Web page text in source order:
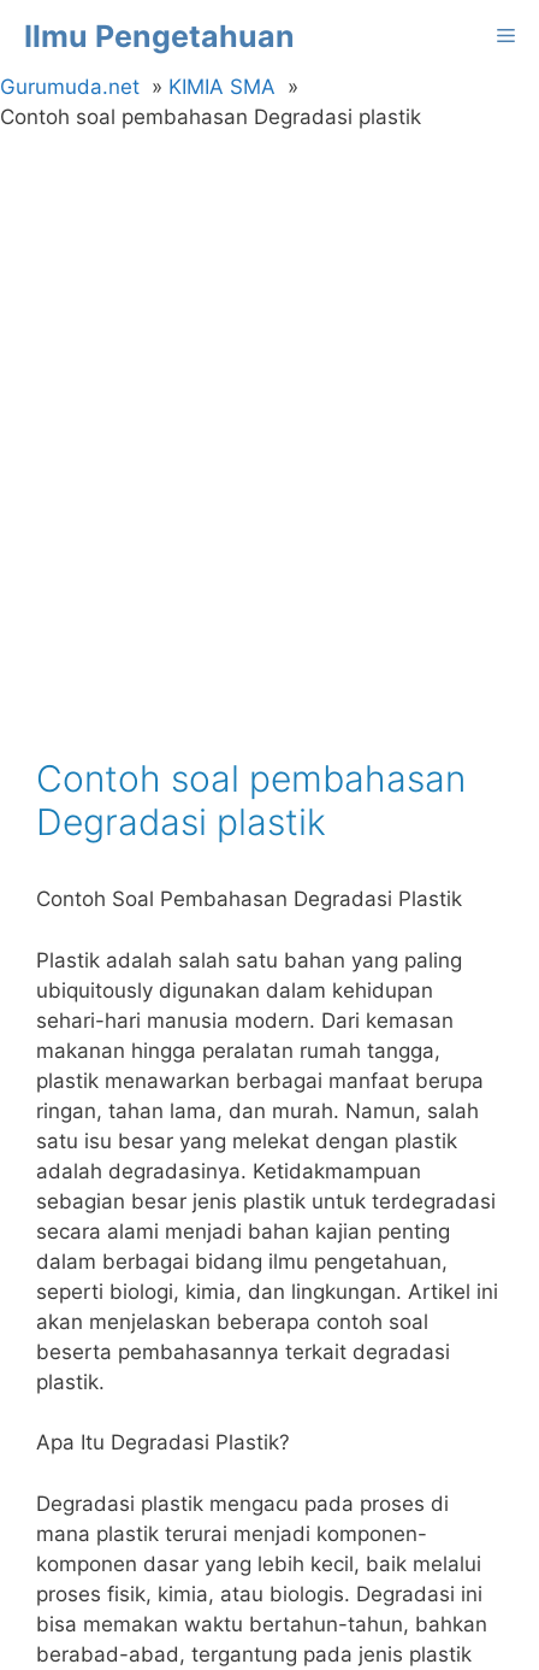
isi
Ilmu Pengetahuan
Gurumuda.net
KIMIA SMA
Contoh soal pembahasan Degradasi plastik
Contoh soal pembahasan
Degradasi plastik
Contoh Soal Pembahasan Degradasi Plastik
Plastik adalah salah satu bahan yang paling
ubiquitously digunakan dalam kehidupan
sehari-hari manusia modern. Dari kemasan
makanan hingga peralatan rumah tangga,
plastik menawarkan berbagai manfaat berupa
ringan, tahan lama, dan murah. Namun, salah
satu isu besar yang melekat dengan plastik
adalah degradasinya. Ketidakmampuan
sebagian besar jenis plastik untuk terdegradasi
secara alami menjadi bahan kajian penting
dalam berbagai bidang ilmu pengetahuan,
seperti biologi, kimia, dan lingkungan. Artikel ini
akan menjelaskan beberapa contoh soal
beserta pembahasannya terkait degradasi
plastik.
Apa Itu Degradasi Plastik?
Degradasi plastik mengacu pada proses di
mana plastik terurai menjadi komponen-
komponen dasar yang lebih kecil, baik melalui
proses fisik, kimia, atau biologis. Degradasi ini
bisa memakan waktu bertahun-tahun, bahkan
berabad-abad, tergantung pada jenis plastik